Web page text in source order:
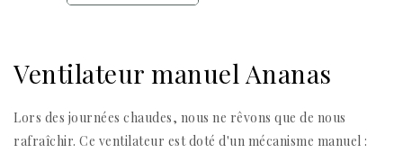
Ventilateur manuel Ananas
Lors des journées chaudes, nous ne rêvons que de nous
rafraîchir. Ce ventilateur est doté d'un mécanisme manuel :